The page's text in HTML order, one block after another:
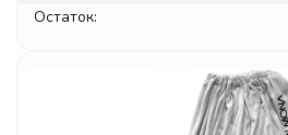
Остаток: